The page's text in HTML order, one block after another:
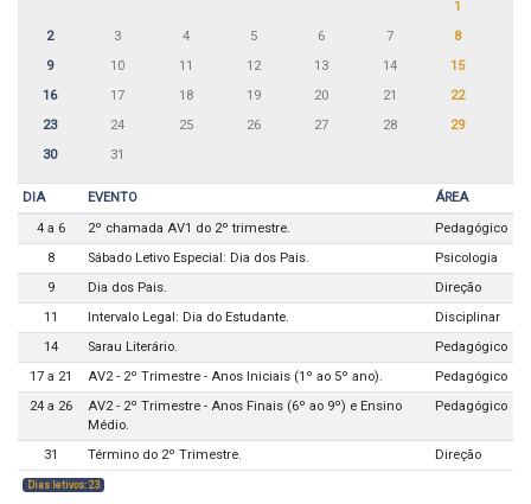
1
2
3 4 5 6 7
8
9
10 11 12 13 14
15
16
17 18 19 20 21
22
23
24 25 26 27 28
29
30
31
DIA EVENTO
ÁREA
4 a 6
2º chamada AV1 do 2º trimestre.
Pedagógico
8
Sábado Letivo Especial: Dia dos Pais.
Psicologia
9
Dia dos Pais.
Direção
11
Intervalo Legal: Dia do Estudante.
Disciplinar
14
Sarau Literário.
Pedagógico
17 a 21
AV2 - 2º Trimestre - Anos Iniciais (1º ao 5º ano).
Pedagógico
24 a 26
AV2 - 2º Trimestre - Anos Finais (6º ao 9º) e Ensino
Médio.
Pedagógico
31 Término do 2º Trimestre. Direção
Dias letivos: 23